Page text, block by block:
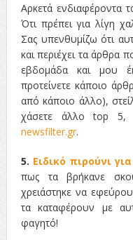
Αρκετά ενδιαφέροντα
Ότι πρέπει για λίγη
Σας υπενθυμίζω ότι
και περιέχει τα άρθρα
εβδομάδα και μου
προτείνετε κάποιο
από κάποιο άλλο),
χάσετε άλλο top 5,
newsfilter.gr.
5. Ειδικό πιρούνι
πως τα βρήκανε
χρειάστηκε να
τα καταφέρουν με
φαγητό!